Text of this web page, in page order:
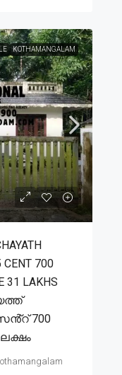
KOTHAMANGALAM
CENT 700
31 LAKHS
700
ലക്ഷം